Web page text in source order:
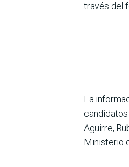
través del
La
Aguirre,
Ministerio